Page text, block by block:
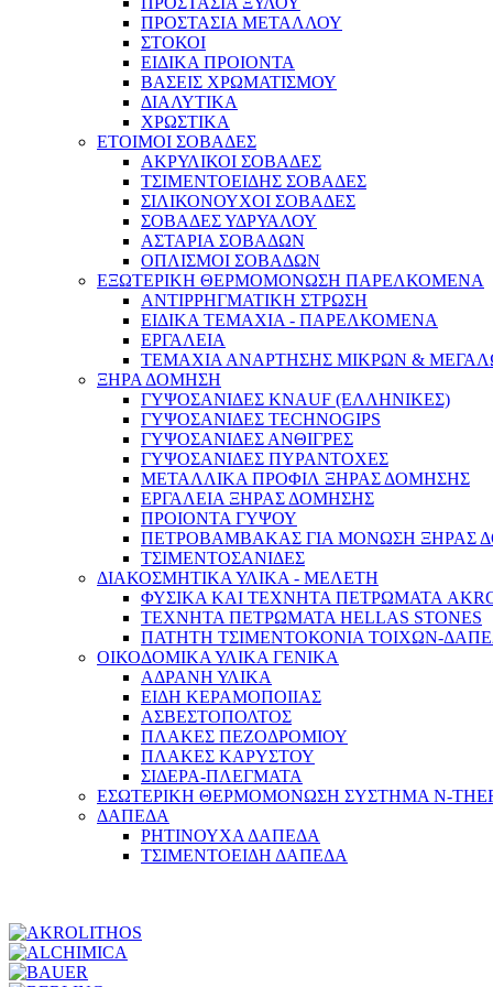
ΠΡΟΣΤΑΣΙΑ ΜΕΤΑΛΛΟΥ
ΣΤΟΚΟΙ
ΕΙΔΙΚΑ ΠΡΟΙΟΝΤΑ
ΒΑΣΕΙΣ ΧΡΩΜΑΤΙΣΜΟΥ
ΔΙΑΛΥΤΙΚΑ
ΧΡΩΣΤΙΚΑ
ΕΤΟΙΜΟΙ ΣΟΒΑΔΕΣ
ΑΚΡΥΛΙΚΟΙ ΣΟΒΑΔΕΣ
ΤΣΙΜΕΝΤΟΕΙΔΗΣ ΣΟΒΑΔΕΣ
ΣΙΛΙΚΟΝΟΥΧΟΙ ΣΟΒΑΔΕΣ
ΣΟΒΑΔΕΣ ΥΔΡΥΑΛΟΥ
ΑΣΤΑΡΙΑ ΣΟΒΑΔΩΝ
ΟΠΛΙΣΜΟΙ ΣΟΒΑΔΩΝ
ΕΞΩΤΕΡΙΚΗ ΘΕΡΜΟΜΟΝΩΣΗ ΠΑΡΕΛΚΟΜΕΝΑ
ΑΝΤΙΡΡΗΓΜΑΤΙΚΗ ΣΤΡΩΣΗ
ΕΙΔΙΚΑ ΤΕΜΑΧΙΑ - ΠΑΡΕΛΚΟΜΕΝΑ
ΕΡΓΑΛΕΙΑ
ΤΕΜΑΧΙΑ ΑΝΑΡΤΗΣΗΣ ΜΙΚΡΩΝ &
ΞΗΡΑ ΔΟΜΗΣΗ
ΓΥΨΟΣΑΝΙΔΕΣ KNAUF (ΕΛΛΗΝΙΚΕΣ)
ΓΥΨΟΣΑΝΙΔΕΣ TECHNOGIPS
ΓΥΨΟΣΑΝΙΔΕΣ ΑΝΘΙΓΡΕΣ
ΓΥΨΟΣΑΝΙΔΕΣ ΠΥΡΑΝΤΟΧΕΣ
ΜΕΤΑΛΛΙΚΑ ΠΡΟΦΙΛ ΞΗΡΑΣ ΔΟΜΗΣΗΣ
ΕΡΓΑΛΕΙΑ ΞΗΡΑΣ ΔΟΜΗΣΗΣ
ΠΡΟΙΟΝΤΑ ΓΥΨΟΥ
ΠΕΤΡΟΒΑΜΒΑΚΑΣ ΓΙΑ ΜΟΝΩΣΗ ΞΗΡΑΣ
ΤΣΙΜΕΝΤΟΣΑΝΙΔΕΣ
ΔΙΑΚΟΣΜΗΤΙΚΑ ΥΛΙΚΑ - ΜΕΛΕΤΗ
ΦΥΣΙΚΑ ΚΑΙ ΤΕΧΝΗΤΑ ΠΕΤΡΩΜΑΤΑ
ΤΕΧΝΗΤΑ ΠΕΤΡΩΜΑΤΑ HELLAS STONES
ΠΑΤΗΤΗ ΤΣΙΜΕΝΤΟΚΟΝΙΑ ΤΟΙΧΩΝ-
ΟΙΚΟΔΟΜΙΚΑ ΥΛΙΚΑ ΓΕΝΙΚΑ
ΑΔΡΑΝΗ ΥΛΙΚΑ
ΕΙΔΗ ΚΕΡΑΜΟΠΟΙΙΑΣ
ΑΣΒΕΣΤΟΠΟΛΤΟΣ
ΠΛΑΚΕΣ ΠΕΖΟΔΡΟΜΙΟΥ
ΠΛΑΚΕΣ ΚΑΡΥΣΤΟΥ
ΣΙΔΕΡΑ-ΠΛΕΓΜΑΤΑ
ΕΣΩΤΕΡΙΚΗ ΘΕΡΜΟΜΟΝΩΣΗ ΣΥΣΤΗΜΑ N-
ΔΑΠΕΔΑ
ΡΗΤΙΝΟΥΧΑ ΔΑΠΕΔΑ
ΤΣΙΜΕΝΤΟΕΙΔΗ ΔΑΠΕΔΑ